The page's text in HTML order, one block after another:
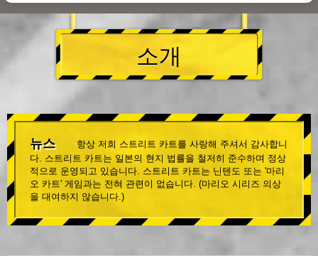
소개
뉴스
항상 저희 스트리트 카트를 사랑해 주셔서 감사합니
다. 스트리트 카트는 일본의 현지 법률을 철저히 준수하며 정상
적으로 운영되고 있습니다. 스트리트 카트는 닌텐도 또는 '마리
오 카트' 게임과는 전혀 관련이 없습니다. (마리오 시리즈 의상
을 대여하지 않습니다.)